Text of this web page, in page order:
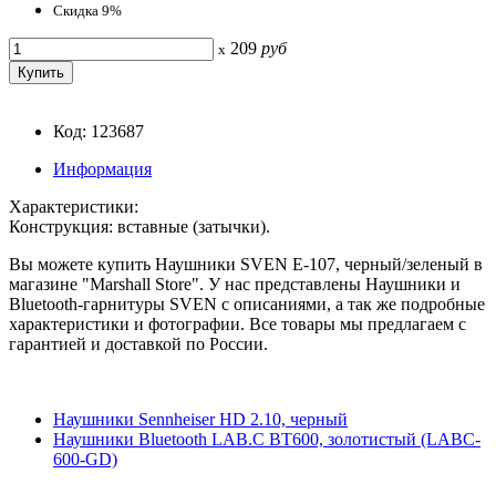
Скидка 9%
x 209 руб
Код: 123687
Информация
Характеристики:
Конструкция: вставные (затычки).
Вы можете купить Наушники SVEN E-107, черный/зеленый в
магазине "Marshall Store". У нас представлены Наушники и
Bluetooth-гарнитуры SVEN с описаниями, а так же подробные
характеристики и фотографии. Все товары мы предлагаем с
гарантией и доставкой по России.
Наушники Sennheiser HD 2.10, черный
Наушники Bluetooth LAB.C BT600, золотистый (LABC-
600-GD)